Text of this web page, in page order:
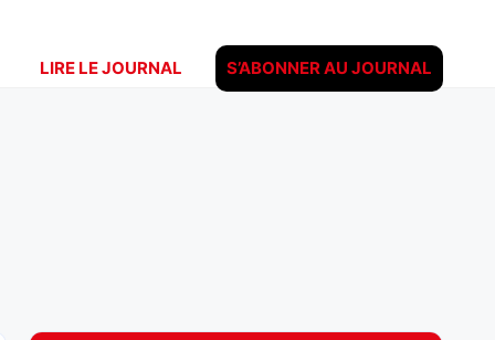
LIRE LE JOURNAL S’ABONNER AU JOURNAL